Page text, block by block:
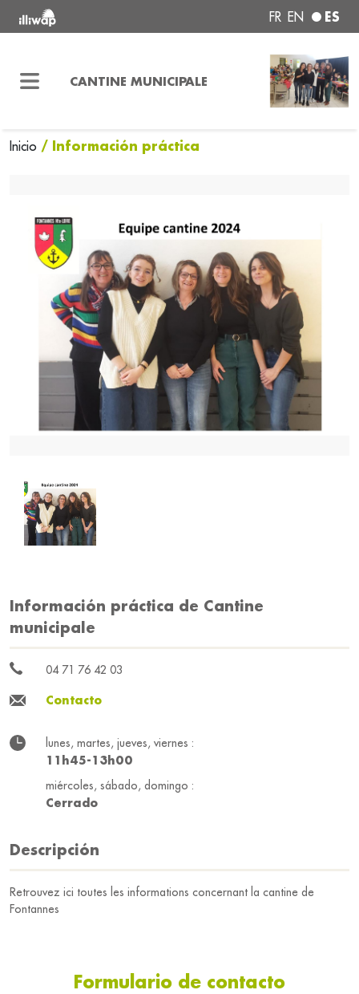
FR EN ES
CANTINE MUNICIPALE
Inicio / Información práctica
Información práctica de Cantine
municipale
04 71 76 42 03
Contacto
lunes, martes, jueves, viernes :
11h45-13h00
miércoles, sábado, domingo :
Cerrado
Descripción
Retrouvez ici toutes les informations concernant la cantine de
Fontannes
Formulario de contacto